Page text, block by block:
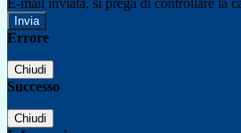
E-mail inviata, si prega di controllare la
Errore
Chiudi
Successo
Chiudi